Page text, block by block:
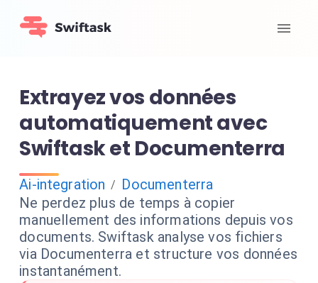
Extrayez vos données
automatiquement avec
Swiftask et Documenterra
Ai-integration / Documenterra
Ne perdez plus de temps à copier
manuellement des informations depuis vos
documents. Swiftask analyse vos fichiers
via Documenterra et structure vos données
instantanément.